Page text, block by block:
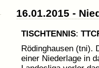
16.01.2015 -
TISCHTENNIS:
Rödinghausen (tni).
einer Niederlage in